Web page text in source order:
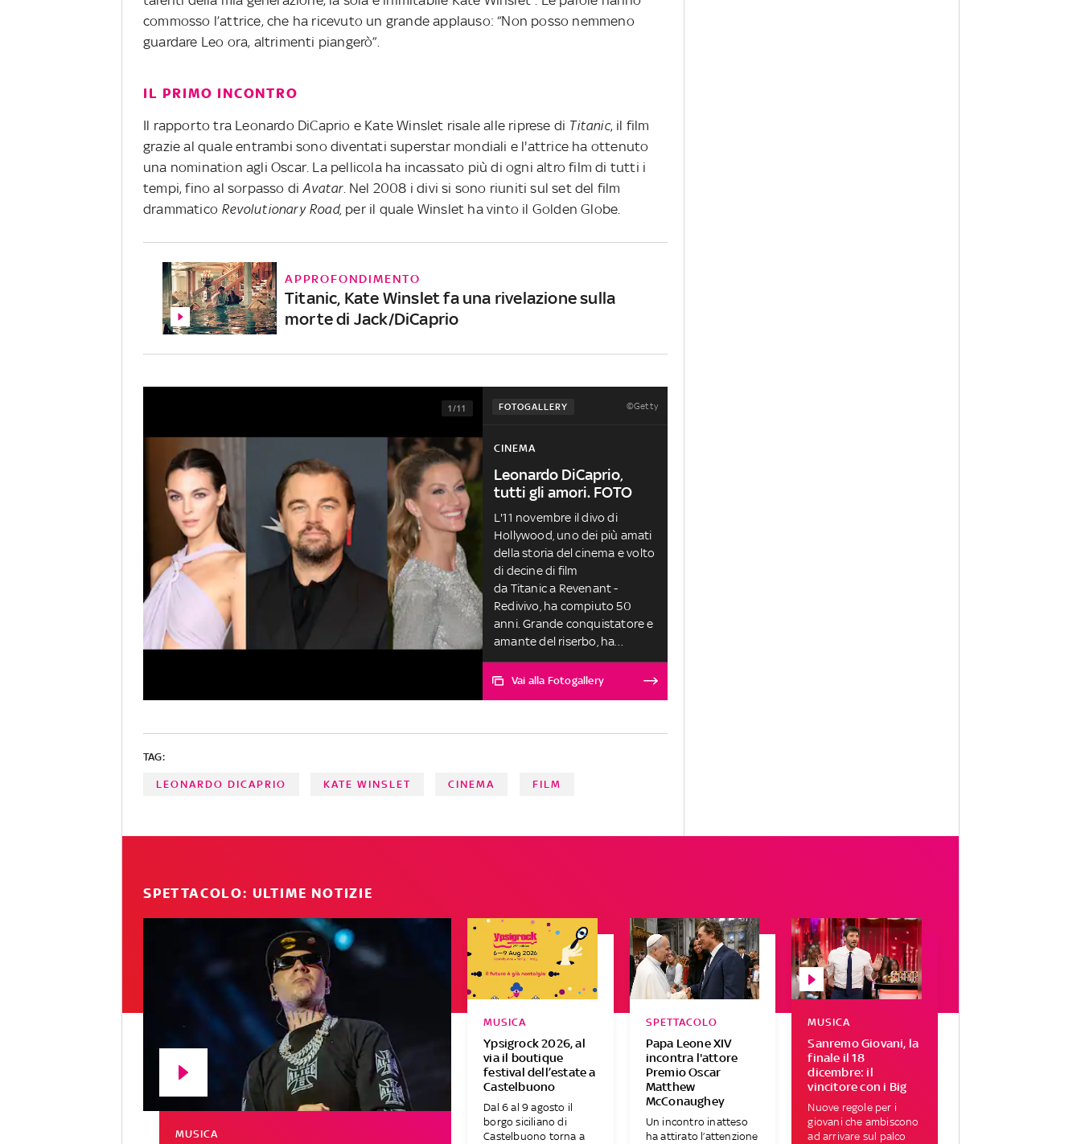
commosso l’attrice, che ha ricevuto un grande applauso: “Non posso nemmeno
guardare Leo ora, altrimenti piangerò”.
IL PRIMO INCONTRO
Il rapporto tra Leonardo DiCaprio e Kate Winslet risale alle riprese di Titanic, il film
grazie al quale entrambi sono diventati superstar mondiali e l'attrice ha ottenuto
una nomination agli Oscar. La pellicola ha incassato più di ogni altro film di tutti i
tempi, fino al sorpasso diAvatar. Nel 2008 i divi si sono riuniti sul set del film
drammatico Revolutionary Road, per il quale Winslet ha vinto il Golden Globe.
APPROFONDIMENTO
Titanic, Kate Winslet fa una rivelazione sulla
morte di Jack/DiCaprio
FOTOGALLERY ©Getty
1/11
CINEMA
Leonardo DiCaprio,
tutti gli amori. FOTO
L'11 novembre il divo di
Hollywood, uno dei più amati
della storia del cinema e volto
di decine di film
da Titanic a Revenant -
Redivivo, ha compiuto 50
anni. Grande conquistatore e
amante del riserbo, ha
frequentato alcune delle
donne più belle del mondo,
Vai alla Fotogallery
TAG:
LEONARDO DICAPRIO KATE WINSLET CINEMA FILM
SPETTACOLO: ULTIME NOTIZIE
MUSICA
Ypsigrock 2026, al
via il boutique
festival dell’estate a
Castelbuono
MUSICA
Dal 6 al 9 agosto il
borgo siciliano di
Castelbuono torna a
Papa Leone XIV
incontra l'attore
Premio Oscar
Matthew
McConaughey
SPETTACOLO
Un incontro inatteso
ha attirato l’attenzione
Sanremo Giovani, la
finale il 18
dicembre: il
vincitore con i Big
MUSICA
Nuove regole per i
giovani che ambiscono
ad arrivare sul palco